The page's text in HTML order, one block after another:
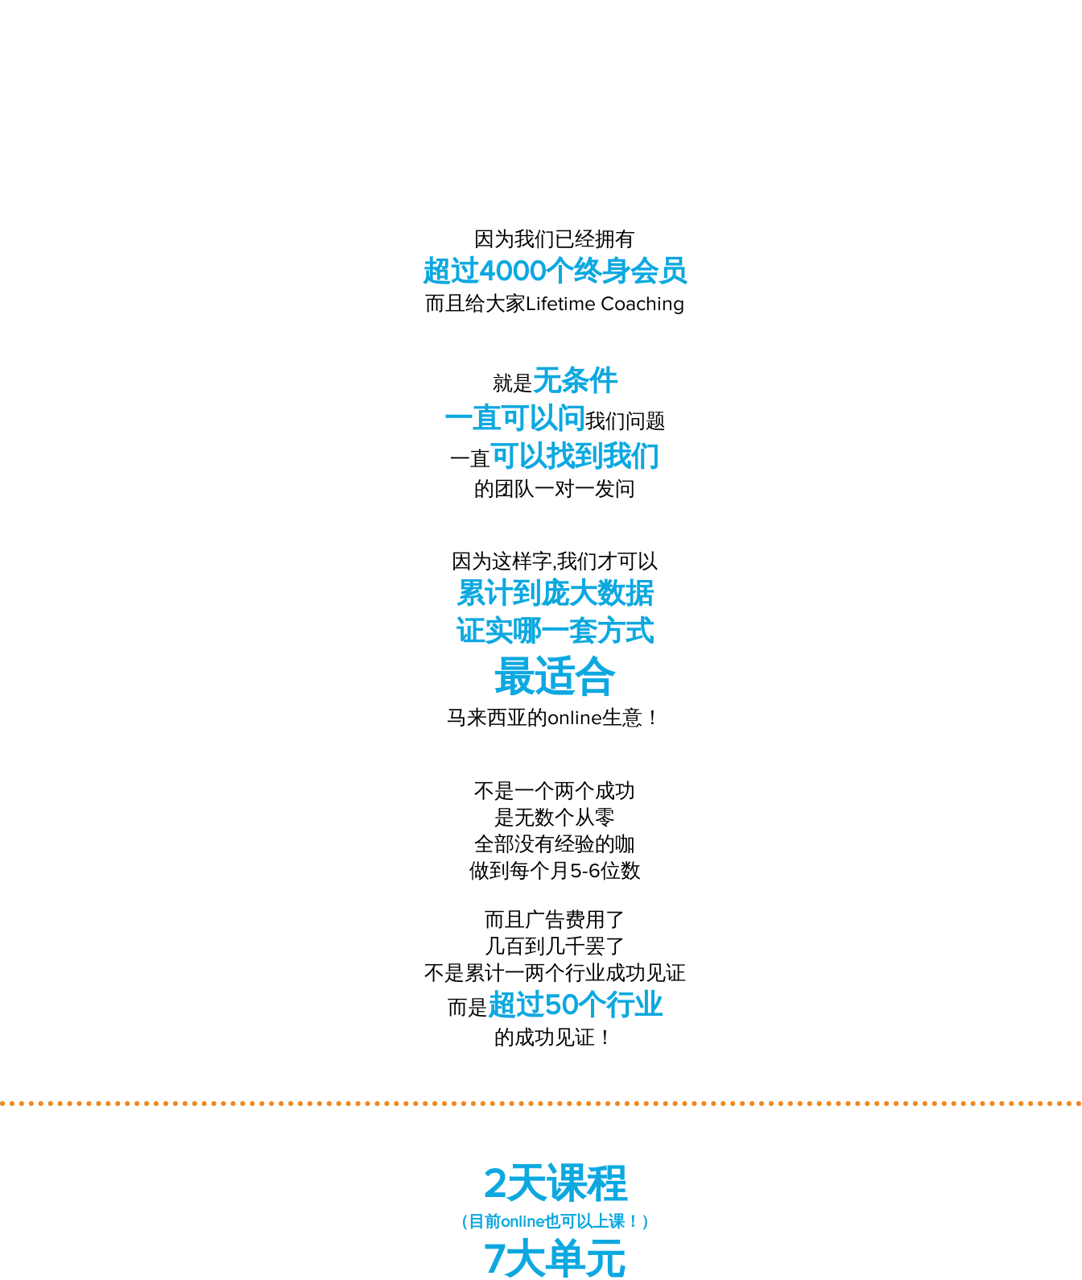
因为我们已经拥有
超过4000个终身会员
而且给大家Lifetime Coaching
就是无条件
一直可以问我们问题
一直可以找到我们
的团队一对一发问
因为这样字,我们才可以
累计到庞大数据
证实哪一套方式
最适合
马来西亚的online生意！
不是一个两个成功
是无数个从零
全部没有经验的咖
做到每个月5-6位数
而且广告费用了
几百到几千罢了
不是累计一两个行业成功见证
而是超过50个行业
的成功见证！
2天课程
​（目前online也可以上课！）
7大单元